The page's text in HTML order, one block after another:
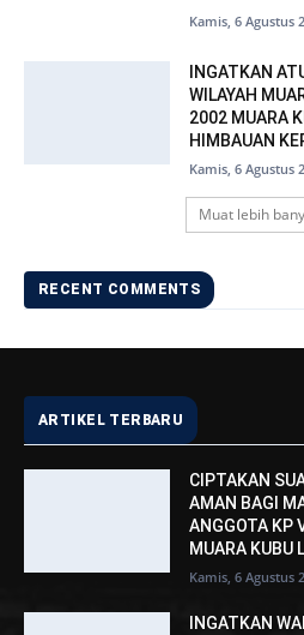
Kamis, 6 Agustus
INGATKAN
WILAYAH
2002 MUARA
HIMBAUAN
Kamis, 6 Agustus
Muat lebih
RECENT COMMENTS
ARTIKEL TERBARU
CIPTAKAN
AMAN BAGI
ANGGOTA KP
MUARA KUBU
Kamis, 6 Agustus
INGATKAN